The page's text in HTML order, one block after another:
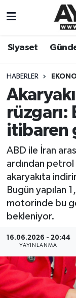
Siyaset
HABERLER
rüzgarı:
itibaren
ABD ile İran
ardından petrol
akaryakıta
Bugün yapılan
motorinde bu
bekleniyor.
16.06.2026 - 20:44
YAYINLANMA
Gündem
Siyaset
Ekonomi
Eğitim
Kültür
Spor
Aydın Hava
Aydin
Aydın
Süper Lig
Tüm
Son Dakika
Haber Arşivi